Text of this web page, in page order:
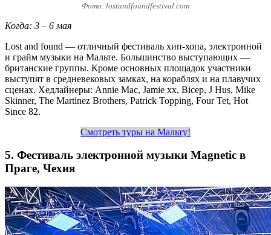
Фото: lostandfoundfestival.com
Когда: 3 – 6 мая
Lost and found — отличный фестиваль хип-хопа, электронной
и грайм музыки на Мальте. Большинство выступающих —
британские группы. Кроме основных площадок участники
выступят в средневековых замках, на кораблях и на плавучих
сценах. Хедлайнеры: Annie Mac, Jamie xx, Bicep, J Hus, Mike
Skinner, The Martinez Brothers, Patrick Topping, Four Tet, Hot
Since 82.
Смотреть туры на Мальту!
5. Фестиваль электронной музыки Magnetic в
Праге, Чехия